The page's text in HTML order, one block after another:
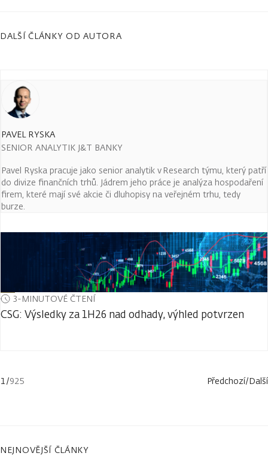
DALŠÍ ČLÁNKY OD AUTORA
PAVEL RYSKA
SENIOR ANALYTIK J&T BANKY
Pavel Ryska pracuje jako senior analytik v Research týmu, který patří
do divize finančních trhů. Jádrem jeho práce je analýza hospodaření
firem, které mají své akcie či dluhopisy na veřejném trhu, tedy
burze.
3-MINUTOVÉ ČTENÍ
CSG: Výsledky za 1H26 nad odhady, výhled potvrzen
1/925 Předchozí/Další
NEJNOVĚJŠÍ ČLÁNKY